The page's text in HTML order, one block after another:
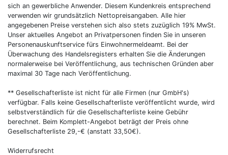
sich an gewerbliche Anwender. Diesem Kundenkreis entsprechend
verwenden wir grundsätzlich Nettopreisangaben. Alle hier
angegebenen Preise verstehen sich also stets zuzüglich 19% MwSt.
Unser aktuelles Angebot an Privatpersonen finden Sie in unseren
Personenauskunftservice fürs Einwohnermeldeamt. Bei der
Überwachung des Handelsregisters erhalten Sie die Änderungen
normalerweise bei Veröffentlichung, aus technischen Gründen aber
maximal 30 Tage nach Veröffentlichung.
** Gesellschafterliste ist nicht für alle Firmen (nur GmbH's)
verfügbar. Falls keine Gesellschafterliste veröffentlicht wurde, wird
selbstverständlich für die Gesellschafterliste keine Gebühr
berechnet. Beim Komplett-Angebot beträgt der Preis ohne
Gesellschafterliste 29,-€ (anstatt 33,50€).
Widerrufsrecht